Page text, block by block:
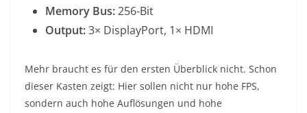
Memory Bus:256-Bit
Output:3× DisplayPort, 1× HDMI
Mehr braucht es für den ersten Überblick nicht. Schon
dieser Kasten zeigt: Hier sollen nicht nur hohe FPS,
sondern auch hohe Auflösungen und hohe